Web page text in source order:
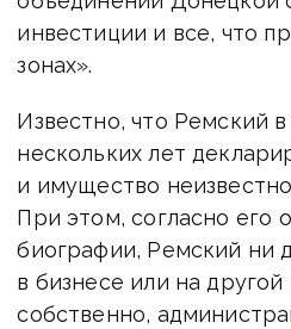
инвестиции и все, что
зонах».
Известно, что Ремский
нескольких лет
и имущество
При этом, согласно его
биографии, Ремский ни
в бизнесе или на
собственно,